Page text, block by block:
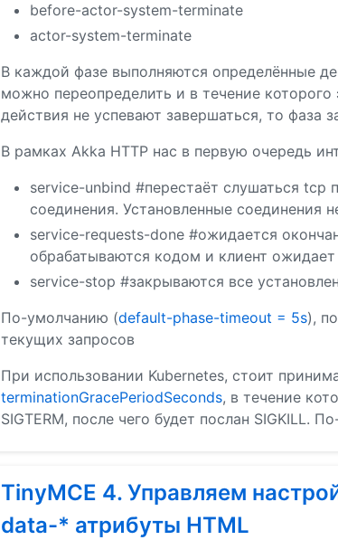
before-actor-system-terminate
actor-system-terminate
В каждой фазе выполняются определённые
можно переопределить и в течение
действия не успевают завершаться, то фаза
В рамках Akka HTTP нас в первую очередь
service-unbind #перестаёт слушаться tcp
соединения. Установленные соединения
service-requests-done #ожидается
обрабатываются кодом и клиент ожидает
service-stop #закрываются все
По-умолчанию (default-phase-timeout = 5s),
текущих запросов
При использовании Kubernetes, стоит
terminationGracePeriodSeconds, в течение
SIGTERM, после чего будет послан SIGKILL.
TinyMCE 4. Управляем
data-* атрибуты HTML